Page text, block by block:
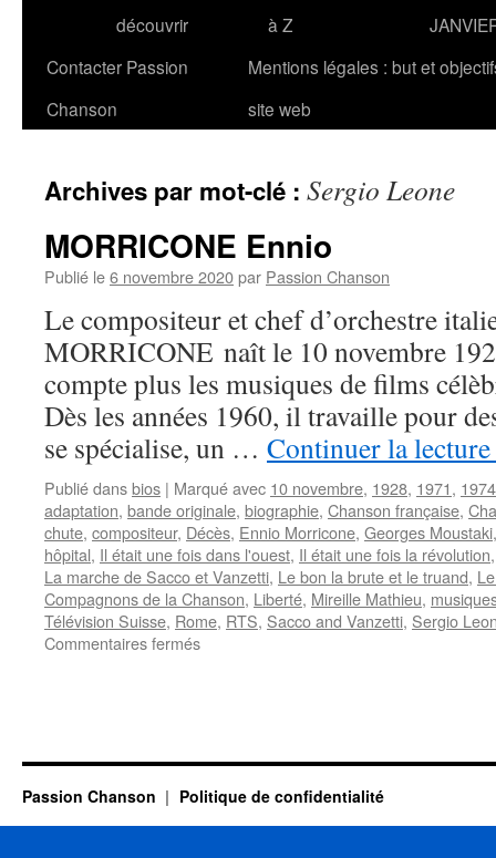
découvrir
à Z
Contacter Passion
Chanson
Mentions légales : but et
site web
Archives par mot-clé : Sergio Leone
MORRICONE Ennio
Publié le6 novembre 2020par Passion Chanson
Le compositeur et chef d’orchestre
MORRICONE naît le 10 novembre
compte plus les musiques de films
Dès les années 1960, il travaille pour
se spécialise, un … Continuer la lecture
Publié dansbios | Marqué avec 10 novembre, 1928, 1971, 1974
adaptation, bande originale, biographie, Chanson française,
chute, compositeur, Décès, Ennio Morricone, Georges Moustaki
hôpital, Il était une fois dans l'ouest, Il était une fois la révolution
La marche de Sacco et Vanzetti, Le bon la brute et le truand,
Compagnons de la Chanson, Liberté, Mireille Mathieu,
Télévision Suisse, Rome, RTS, Sacco and Vanzetti, Sergio
Commentaires ferméssur
Passion Chanson Politique de confidentialité